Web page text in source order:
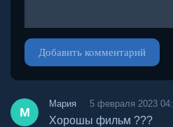
Добавить комментарий
М
Мария 5 февраля 2023
Хорошы фильм ???